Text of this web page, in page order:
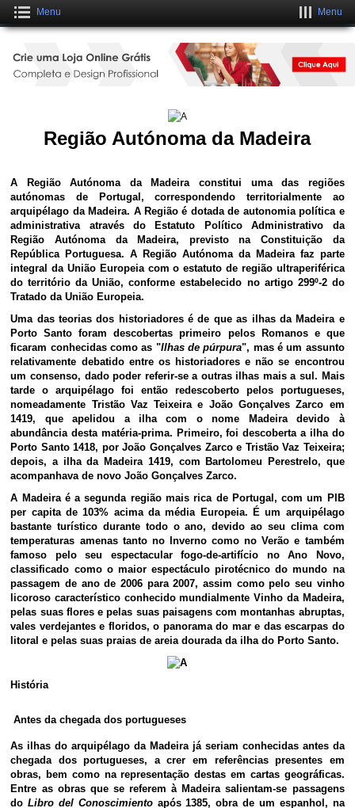
Menu Menu
Região Autónoma da Madeira
A Região Autónoma da Madeira constitui uma das regiões
autónomas de Portugal, correspondendo territorialmente ao
arquipélago da Madeira. A Região é dotada de autonomia política e
administrativa através do Estatuto Político Administrativo da
Região Autónoma da Madeira, previsto na Constituição da
República Portuguesa. A Região Autónoma da Madeira faz parte
integral da União Europeia com o estatuto de região ultraperiférica
do território da União, conforme estabelecido no artigo 299º-2 do
Tratado da União Europeia.
Uma das teorias dos historiadores é de que as ilhas da Madeira e
Porto Santo foram descobertas primeiro pelos Romanos e que
ficaram conhecidas como as "Ilhas de púrpura", mas é um assunto
relativamente debatido entre os historiadores e não se encontrou
um consenso, dado poder referir-se a outras ilhas mais a sul. Mais
tarde o arquipélago foi então redescoberto pelos portugueses,
nomeadamente Tristão Vaz Teixeira e João Gonçalves Zarco em
1419, que apelidou a ilha com o nome Madeira devido à
abundância desta matéria-prima. Primeiro, foi descoberta a ilha do
Porto Santo 1418, por João Gonçalves Zarco e Tristão Vaz Teixeira;
depois, a ilha da Madeira 1419, com Bartolomeu Perestrelo, que
acompanhava de novo João Gonçalves Zarco.
A Madeira é a segunda região mais rica de Portugal, com um PIB
per capita de 103% acima da média Europeia. É um arquipélago
bastante turístico durante todo o ano, devido ao seu clima com
temperaturas amenas tanto no Inverno como no Verão e também
famoso pelo seu espectacular fogo-de-artifício no Ano Novo,
classificado como o maior espectáculo pirotécnico do mundo na
passagem de ano de 2006 para 2007, assim como pelo seu vinho
licoroso característico conhecido mundialmente Vinho da Madeira,
pelas suas flores e pelas suas paisagens com montanhas abruptas,
vales verdejantes e floridos, o panorama do mar e das escarpas do
litoral e pelas suas praias de areia dourada da ilha do Porto Santo.
História
Antes da chegada dos portugueses
As ilhas do arquipélago da Madeira já seriam conhecidas antes da
chegada dos portugueses, a crer em referências presentes em
obras, bem como na representação destas em cartas geográficas.
Entre as obras que se referem à Madeira salientam-se passagens
doLibro del Conoscimientoapós 1385, obra de um espanhol, na
Crie uma Loja Online Grátis